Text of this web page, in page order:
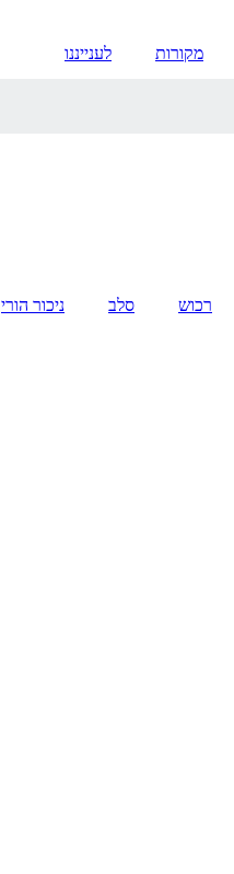
מקורות לענייננו
רכוש סלב ניכור הורי